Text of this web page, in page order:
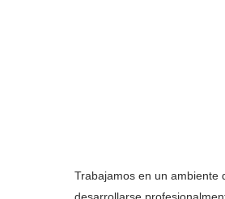
Trabajamos en un ambiente